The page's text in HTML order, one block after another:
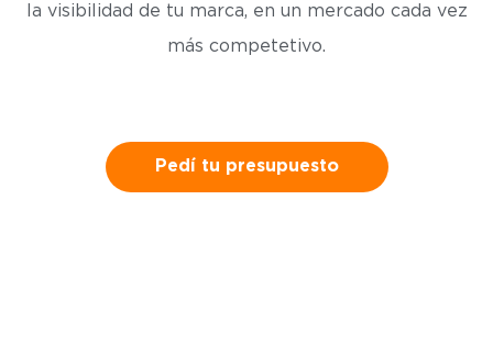
la visibilidad de tu marca, en un mercado cada vez
más competetivo.
Pedí tu presupuesto